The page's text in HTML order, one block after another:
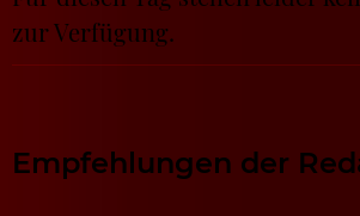
zur Verfügung.
Empfehlungen der